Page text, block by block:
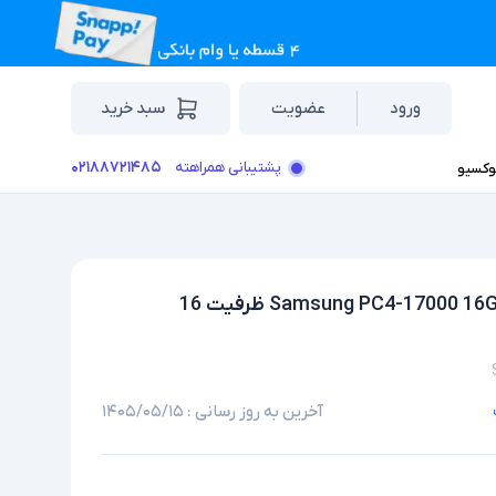
ورود عضویت سبد خرید
پشتیبانی همراهته ۰۲۱۸۸۷۲۱۴۸۵
رم لپ تاپ استوک DDR4 تک کاناله سامسونگ مدل Samsung PC4-17000 16GB ظرفیت 16
آخرین به روز رسانی : ۱۴۰۵/۰۵/۱۵